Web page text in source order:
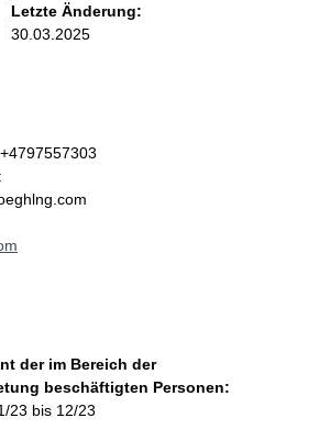
Letzte Änderung:
30.03.2025
der im Bereich der
beschäftigten Personen:
23 bis 12/23